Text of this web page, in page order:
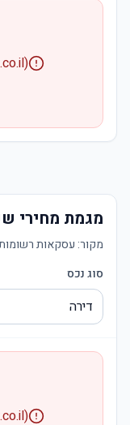
מגמת מחירי
מקור: עסקאות רשומות
סוג נכס